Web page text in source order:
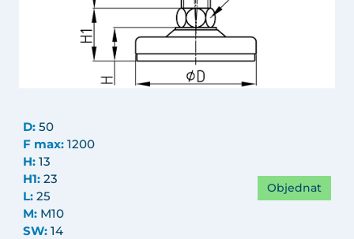
D: 50
F max: 1200
H: 13
H1: 23
L: 25
M: M10
SW: 14
Objednat